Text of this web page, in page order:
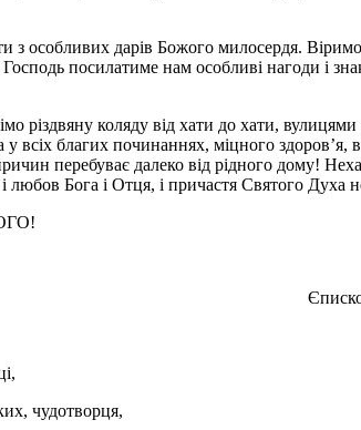
з особливих дарів Божого милосердя.
посилатиме нам особливі нагоди і
різдвяну коляду від хати до хати, вулицями
всіх благих починаннях, міцного здоров’я,
перебуває далеко від рідного дому!
Бога і Отця, і причастя Святого Духа
чудотворця,